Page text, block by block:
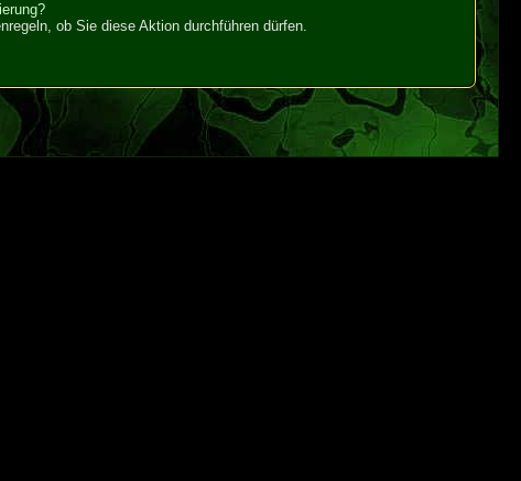
ob Sie diese Aktion durchführen dürfen.